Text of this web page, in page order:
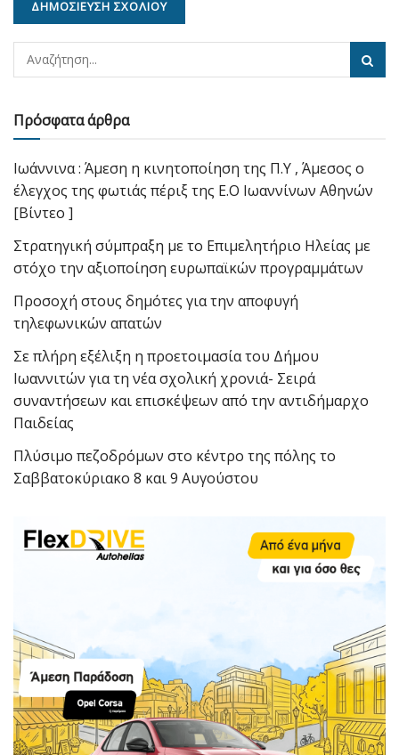
Πρόσφατα άρθρα
Ιωάννινα : Άμεση η κινητοποίηση της Π.Υ , Άμεσος ο
έλεγχος της φωτιάς πέριξ της Ε.Ο Ιωαννίνων Αθηνών
[Βίντεο ]
Στρατηγική σύμπραξη με το Επιμελητήριο Ηλείας με
στόχο την αξιοποίηση ευρωπαϊκών προγραμμάτων
Προσοχή στους δημότες για την αποφυγή
τηλεφωνικών απατών
Σε πλήρη εξέλιξη η προετοιμασία του Δήμου
Ιωαννιτών για τη νέα σχολική χρονιά- Σειρά
συναντήσεων και επισκέψεων από την αντιδήμαρχο
Παιδείας
Πλύσιμο πεζοδρόμων στο κέντρο της πόλης το
Σαββατοκύριακο 8 και 9 Αυγούστου